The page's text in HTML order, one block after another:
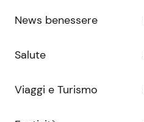
News benessere
Salute
Viaggi e Turismo